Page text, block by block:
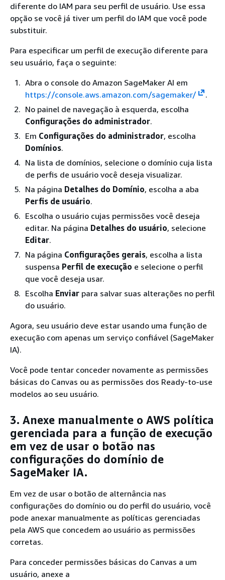
diferente do IAM para seu perfil de usuário. Use essa
opção se você já tiver um perfil do IAM que você pode
substituir.
Para especificar um perfil de execução diferente para
seu usuário, faça o seguinte:
Abra o console do Amazon SageMaker AI em
https://console.aws.amazon.com/sagemaker/
.
No painel de navegação à esquerda, escolha
Configurações do administrador.
Em Configurações do administrador, escolha
Domínios.
Na lista de domínios, selecione o domínio cuja lista
de perfis de usuário você deseja visualizar.
Na página Detalhes do Domínio, escolha a aba
Perfis de usuário.
Escolha o usuário cujas permissões você deseja
editar. Na página Detalhes do usuário, selecione
Editar.
Na página Configurações gerais, escolha a lista
suspensa Perfil de execução e selecione o perfil
que você deseja usar.
Escolha Enviar para salvar suas alterações no perfil
do usuário.
Agora, seu usuário deve estar usando uma função de
execução com apenas um serviço confiável (SageMaker
IA).
Você pode tentar conceder novamente as permissões
básicas do Canvas ou as permissões dos Ready-to-use
modelos ao seu usuário.
3. Anexe manualmente o AWS política
gerenciada para a função de execução
em vez de usar o botão nas
configurações do domínio de
SageMaker IA.
Em vez de usar o botão de alternância nas
configurações do domínio ou do perfil do usuário, você
pode anexar manualmente as políticas gerenciadas
pela AWS que concedem ao usuário as permissões
corretas.
Para conceder permissões básicas do Canvas a um
usuário, anexe a